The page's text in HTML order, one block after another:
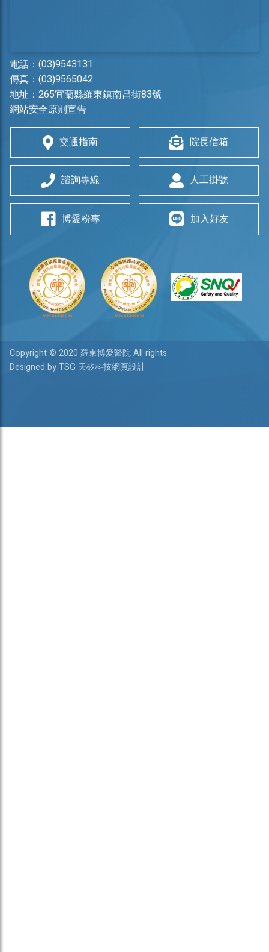
電話： (03)9543131
傳真：(03)9565042
地址： 265宜蘭縣羅東鎮南昌街83號
網站安全原則宣告
交通指南 院長信箱
諮詢專線 人工掛號
博愛粉專 加入好友
Copyright © 2020 羅東博愛醫院 All rights.
Designed by TSG 天矽科技網頁設計